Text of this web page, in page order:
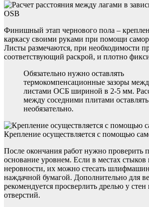
Финишный этап чернового пола –
каркасу своими руками при помощи
Листы размечаются, при необходимости
соответствующий раскрой, и плотно
Обязательно нужно оставлять
термокомпенсационные зазоры
листами ОСБ шириной в 2-5 мм.
между соседними плитами оставлять
необязательно.
Крепление осуществляется с помощью
После окончания работ нужно проверить
основание уровнем. Если в местах
неровности, их можно стесать
наждачной бумагой. Дополнительно для
рекомендуется просверлить дрелью у стен
отверстий.